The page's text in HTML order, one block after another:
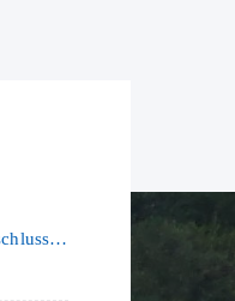
Schulfest am HSG: Gelungener Abschluss eines ereignisreichen Schuljahres